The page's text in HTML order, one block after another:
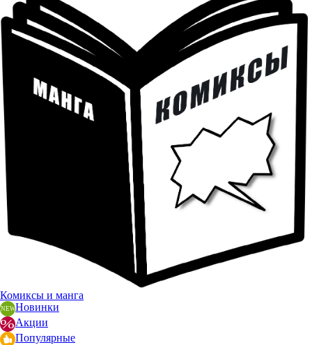
Комиксы и манга
Новинки
Акции
Популярные